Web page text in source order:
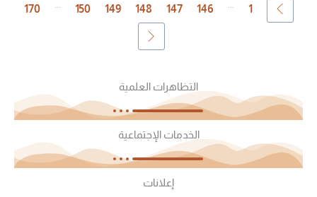
1
...
146
147
148
149
150
...
170
التظاهرات العلمية
الخدمات الإجتماعية
إعلانات